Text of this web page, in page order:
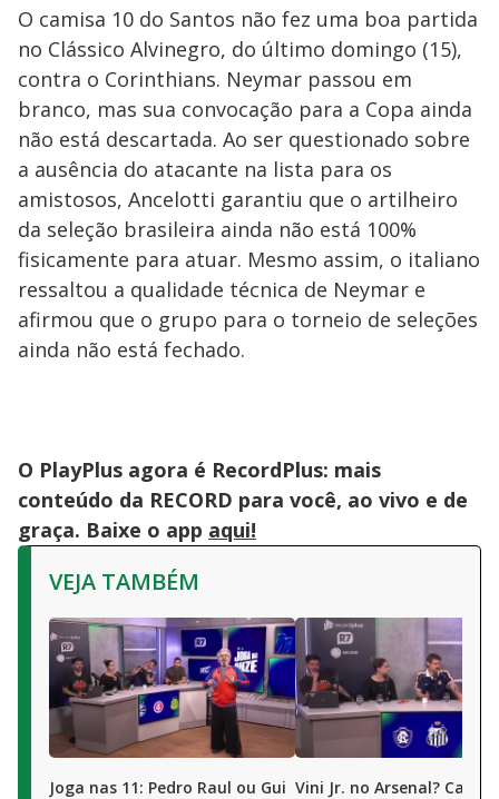
O camisa 10 do Santos não fez uma boa partida
no Clássico Alvinegro, do último domingo (15),
contra o Corinthians. Neymar passou em
branco, mas sua convocação para a Copa ainda
não está descartada. Ao ser questionado sobre
a ausência do atacante na lista para os
amistosos, Ancelotti garantiu que o artilheiro
da seleção brasileira ainda não está 100%
fisicamente para atuar. Mesmo assim, o italiano
ressaltou a qualidade técnica de Neymar e
afirmou que o grupo para o torneio de seleções
ainda não está fechado.
O PlayPlus agora é RecordPlus: mais
conteúdo da RECORD para você, ao vivo e de
graça. Baixe o app aqui!
VEJA TAMBÉM
Joga nas 11: Pedro Raul ou Gui Vini Jr. no Arsenal?